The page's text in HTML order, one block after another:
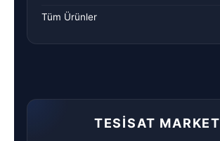
Tüm Ürünler
TESISAT MARKET